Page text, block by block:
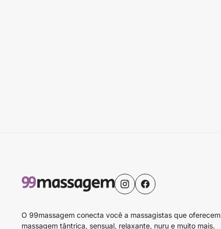
O 99massagem conecta você a massagistas que oferecem
massagem tântrica, sensual, relaxante, nuru e muito mais.